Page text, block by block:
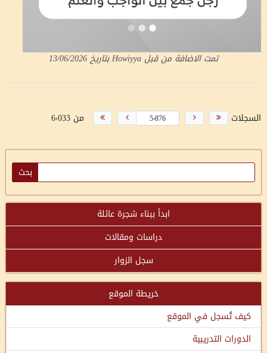
تمت الاضافة من قبلHowiyyaبتاريخ13/06/2026
السجلات من 6٬033
ابدأ ببناء شجرة عائلة
دراسات ومقالات
سجل الزوار
خريطة الموقع
كيف تُسجل في الموقع
الدورات التدريبية